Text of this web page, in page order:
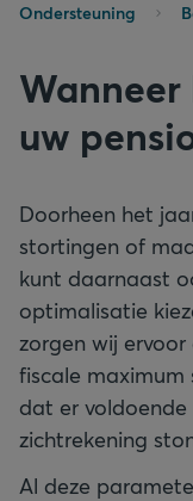
Ondersteuning
uw
Doorheen het
stortingen of
kunt daarnaast
optimalisatie
zorgen wij
fiscale
dat er
zichtrekening
Al deze